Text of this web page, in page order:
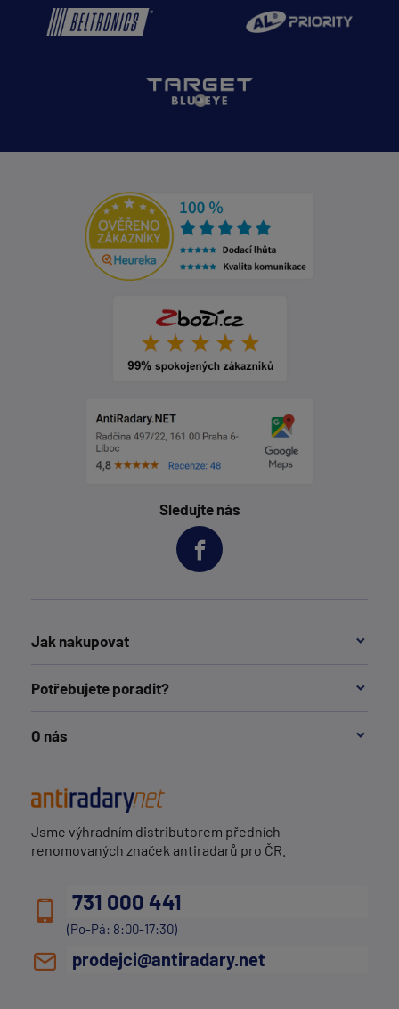
Sledujte nás
Jak nakupovat
Potřebujete poradit?
O nás
Jsme výhradním distributorem předních
renomovaných značek antiradarů pro ČR.
731 000 441
(Po-Pá: 8:00-17:30)
prodejci@antiradary.net